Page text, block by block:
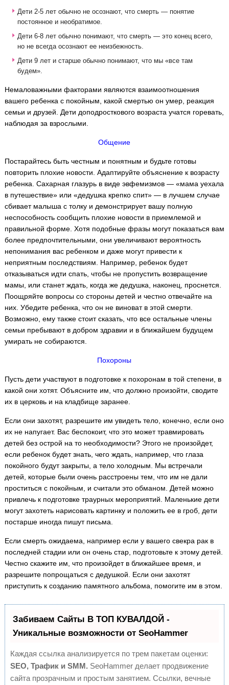
Дети 2-5 лет обычно не осознают, что смерть — понятие
постоянное и необратимое.
Дети 6-8 лет обычно понимают, что смерть — это конец всего,
но не всегда осознают ее неизбежность.
Дети 9 лет и старше обычно понимают, что мы «все там
будем».
Немаловажными факторами являются взаимоотношения
вашего ребенка с покойным, какой смертью он умер, реакция
семьи и друзей. Дети доподросткового возраста учатся горевать,
наблюдая за взрослыми.
Общение
Постарайтесь быть честным и понятным и будьте готовы
повторить плохие новости. Адаптируйте объяснение к возрасту
ребенка. Сахарная глазурь в виде эвфемизмов — «мама уехала
в путешествие» или «дедушка крепко спит» — в лучшем случае
сбивает малыша с толку и демонстрирует вашу полную
неспособность сообщить плохие новости в приемлемой и
правильной форме. Хотя подобные фразы могут показаться вам
более предпочтительными, они увеличивают вероятность
непонимания вас ребенком и даже могут привести к
неприятным последствиям. Например, ребенок будет
отказываться идти спать, чтобы не пропустить возвращение
мамы, или станет ждать, когда же дедушка, наконец, проснется.
Поощряйте вопросы со стороны детей и честно отвечайте на
них. Убедите ребенка, что он не виноват в этой смерти.
Возможно, ему также стоит сказать, что все остальные члены
семьи пребывают в добром здравии и в ближайшем будущем
умирать не собираются.
Похороны
Пусть дети участвуют в подготовке к похоронам в той степени, в
какой они хотят. Объясните им, что должно произойти, сводите
их в церковь и на кладбище заранее.
Если они захотят, разрешите им увидеть тело, конечно, если оно
их не напугает. Вас беспокоит, что это может травмировать
детей без острой на то необходимости? Этого не произойдет,
если ребенок будет знать, чего ждать, например, что глаза
покойного будут закрыты, а тело холодным. Мы встречали
детей, которые были очень расстроены тем, что им не дали
проститься с покойным, и считали это обманом. Детей можно
привлечь к подготовке траурных мероприятий. Маленькие дети
могут захотеть нарисовать картинку и положить ее в гроб, дети
постарше иногда пишут письма.
Если смерть ожидаема, например если у вашего свекра рак в
последней стадии или он очень стар, подготовьте к этому детей.
Честно скажите им, что произойдет в ближайшее время, и
разрешите попрощаться с дедушкой. Если они захотят
приступить к созданию памятного альбома, помогите им в этом.
Забиваем Сайты В ТОП КУВАЛДОЙ -
Уникальные возможности от SeoHammer
Каждая ссылка анализируется по трем пакетам оценки:
SEO, Трафик и SMM. SeoHammer делает продвижение
сайта прозрачным и простым занятием. Ссылки, вечные